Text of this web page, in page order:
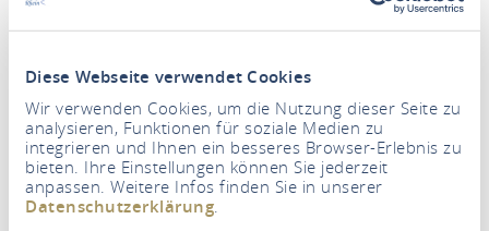
Diese Webseite verwendet Cookies
Wir verwenden Cookies, um die Nutzung dieser Seite zu
analysieren, Funktionen für soziale Medien zu
integrieren und Ihnen ein besseres Browser-Erlebnis zu
bieten. Ihre Einstellungen können Sie jederzeit
anpassen. Weitere Infos finden Sie in unserer
DatenschutzerklärungNewsletter